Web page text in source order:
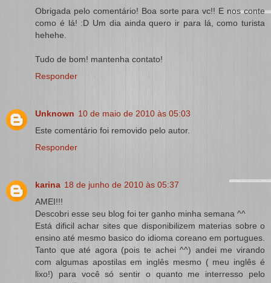
Obrigada pelo comentário! Boa sorte para vc!! E nos conte
como é lá! :D Um dia ainda quero ir para lá, como turista
hehehe.
Tudo de bom! mantenha contato!
Responder
Unknown 10 de maio de 2010 às 05:03
Este comentário foi removido pelo autor.
Responder
karina 18 de junho de 2010 às 05:37
AMEI!!!
Descobri esse seu blog foi ter ganho minha semana ^^
Está dificil achar sites que disponibilizem materias sobre o
ensino até mesmo basico do idioma coreano em portugues.
Tanto que até agora (pois te achei ^^) andei me virando
com algumas apostilas em inglês mesmo ( meu inglês é
lixo!) para você só sentir o quanto me interresso pelo